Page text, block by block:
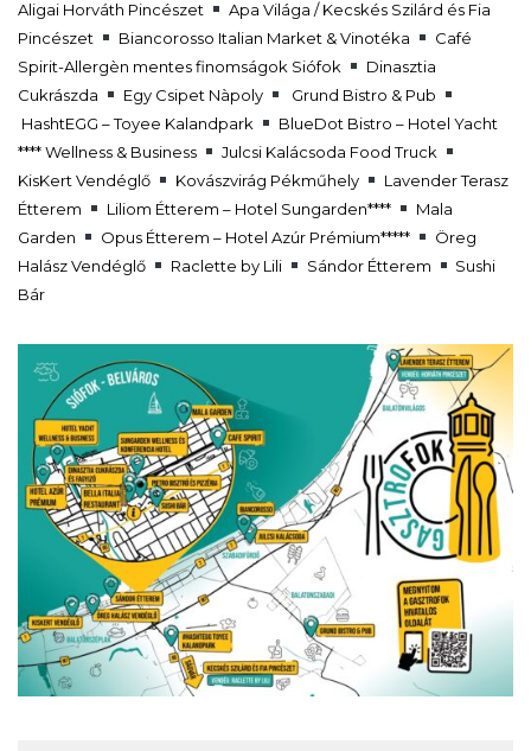
Aligai Horváth Pincészet
Apa Világa / Kecskés Szilárd és Fia
Pincészet
Biancorosso Italian Market & Vinotéka
Café
Spirit-Allergèn mentes finomságok Siófok
Dinasztia
Cukrászda
Egy Csipet Nàpoly
Grund Bistro & Pub
HashtEGG – Toyee Kalandpark
BlueDot Bistro – Hotel Yacht
**** Wellness & Business
Julcsi Kalácsoda Food Truck
KisKert Vendéglő
Kovászvirág Pékműhely
Lavender Terasz
Étterem
Liliom Étterem – Hotel Sungarden****
Mala
Garden
Opus Étterem – Hotel Azúr Prémium*****
Öreg
Halász Vendéglő
Raclette by Lili Sándor Étterem
Sushi
Bár